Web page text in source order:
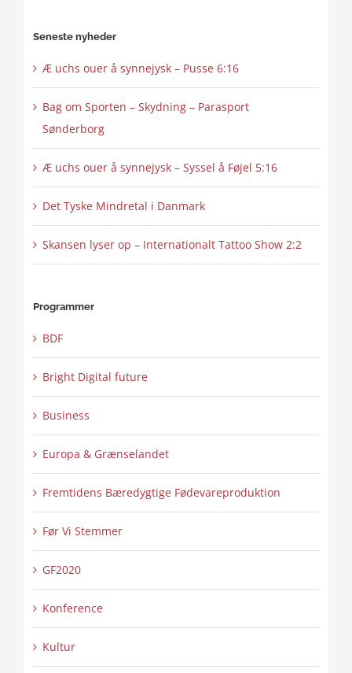
Seneste nyheder
Æ uchs ouer å synnejysk – Pusse 6:16
Bag om Sporten – Skydning – Parasport
Sønderborg
Æ uchs ouer å synnejysk – Syssel å Føjel 5:16
Det Tyske Mindretal i Danmark
Skansen lyser op – Internationalt Tattoo Show 2:2
Programmer
BDF
Bright Digital future
Business
Europa & Grænselandet
Fremtidens Bæredygtige Fødevareproduktion
Før Vi Stemmer
GF2020
Konference
Kultur